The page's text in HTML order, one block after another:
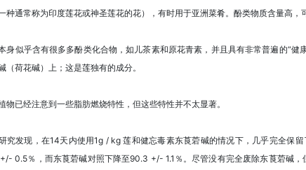
种通常称为印度莲花或神圣莲花的花），有时用于亚洲菜肴。酚类物质含量高，
身似乎含有很多多酚类化合物，如儿茶素和原花青素，并且具有非常普遍的“
（荷花碱）上；这是莲独有的成分。
物已经注意到一些脂肪燃烧特性，但这些特性并不太显著。
究发现，在14天内使用1g / kg 莲和健忘毒素东莨菪碱的情况下，几乎完全保
0.5％，而东莨菪碱对照下降至90.3 +/- 1.1％。尽管没有完全废除东莨菪碱